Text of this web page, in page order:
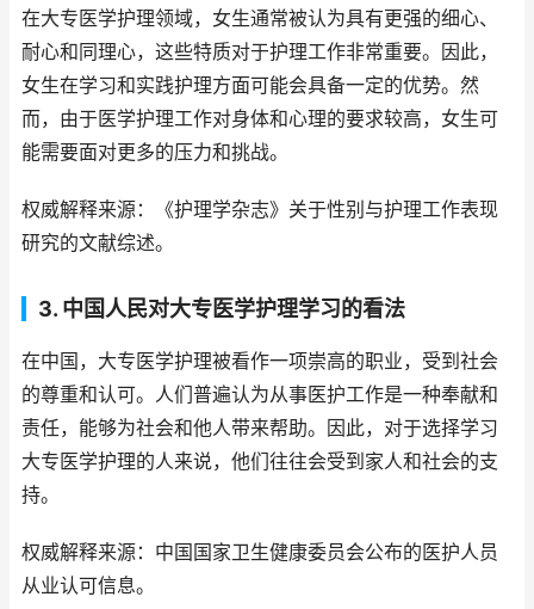
在大专医学护理领域，女生通常被认为具有更强的细心、
耐心和同理心，这些特质对于护理工作非常重要。因此，
女生在学习和实践护理方面可能会具备一定的优势。然
而，由于医学护理工作对身体和心理的要求较高，女生可
能需要面对更多的压力和挑战。
权威解释来源：《护理学杂志》关于性别与护理工作表现
研究的文献综述。
3. 中国人民对大专医学护理学习的看法
在中国，大专医学护理被看作一项崇高的职业，受到社会
的尊重和认可。人们普遍认为从事医护工作是一种奉献和
责任，能够为社会和他人带来帮助。因此，对于选择学习
大专医学护理的人来说，他们往往会受到家人和社会的支
持。
权威解释来源：中国国家卫生健康委员会公布的医护人员
从业认可信息。